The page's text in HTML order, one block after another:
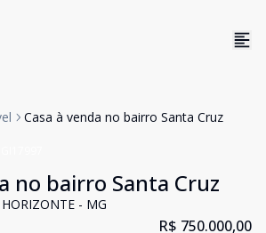
Casa à venda no bairro Santa Cruz
no bairro Santa Cruz
- MG
R$ 750.000,00